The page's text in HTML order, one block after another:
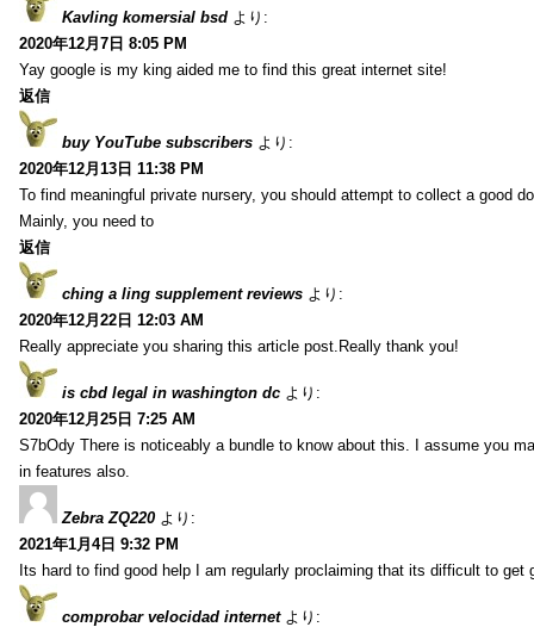
Kavling komersial bsd より:
2020年12月7日 8:05 PM
Yay google is my king aided me to find this great internet site!
返信
buy YouTube subscribers より:
2020年12月13日 11:38 PM
To find meaningful private nursery, you should attempt to collect a good
Mainly, you need to
返信
ching a ling supplement reviews より:
2020年12月22日 12:03 AM
Really appreciate you sharing this article post.Really thank you!
is cbd legal in washington dc より:
2020年12月25日 7:25 AM
S7bOdy There is noticeably a bundle to know about this. I assume you
in features also.
Zebra ZQ220 より:
2021年1月4日 9:32 PM
Its hard to find good help I am regularly proclaiming that its difficult to get
comprobar velocidad internet より: